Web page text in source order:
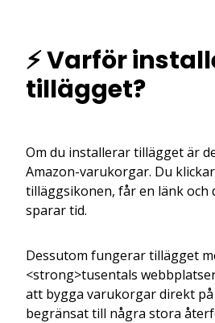
⚡ Varför
tillägget?
Om du installerar tillägget är
Amazon-varukorgar. Du
tilläggsikonen, får en länk och
sparar tid.
Dessutom fungerar tillägget
<strong>tusentals
att bygga varukorgar direkt
begränsat till några stora